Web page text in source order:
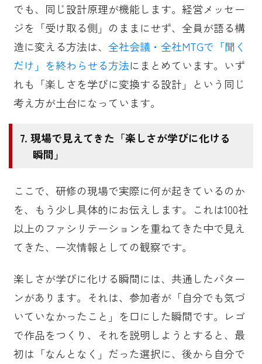
でも、同じ設計原理が機能します。経営メッセー
ジを「受け取る側」のままにせず、全員が語る構
造に変える方法は、 全社会議・全社MTGで「聞く
だけ」を終わらせる方法にまとめています。いず
れも「楽しさを学びに変換する設計」という同じ
考え方が土台になっています。
現場で見えてきた「楽しさが学びに化ける
瞬間」
ここで、研修の現場で実際に何が起きているのか
を、もう少し具体的にお伝えします。これは100社
以上のファシリテーションを重ねてきた中で見え
てきた、一次情報としての観察です。
楽しさが学びに化ける瞬間には、共通したパター
ンがあります。それは、参加者が「自分でも気づ
いていなかったこと」を口にした瞬間です。レゴ
で作品をつくり、それを説明しようとすると、最
初は「なんとなく」だった選択に、後から自分で